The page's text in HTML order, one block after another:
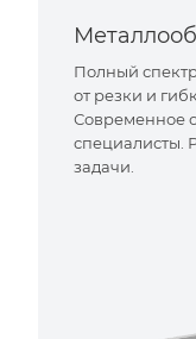
Полный
от резки и
Современное
специалисты.
задачи.